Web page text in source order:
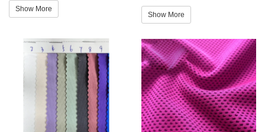
Show More
Show More